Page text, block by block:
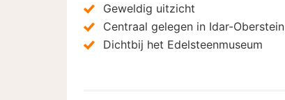
Geweldig uitzicht
Centraal gelegen in Idar-Oberstein
Dichtbij het Edelsteenmuseum